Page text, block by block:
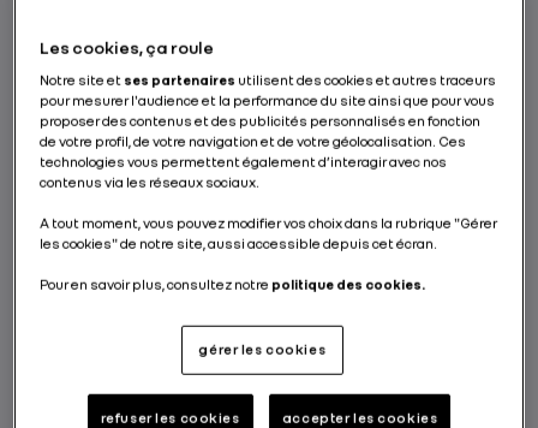
c’est au tour de Mégane de passer à
l’hybride. Révélée physiquement au salon
de Genève, Nouvelle Mégane E-TECH Plug-in
vient renforcer la stratégie d’électrification
du Groupe Renault sur le segment des
compactes avec sa motorisation hybride
rechargeable. Au menu : véritable
expérience électrique et plaisir de conduite
sans compromis.
PAR RENAULT GROUP
Les cookies, ça roule
Notre site et ses partenaires utilisent des cookies et autres traceurs
pour mesurer l'audience et la performance du site ainsi que pour vous
proposer des contenus et des publicités personnalisés en fonction
de votre profil, de votre navigation et de votre géolocalisation. Ces
technologies vous permettent également d’interagir avec nos
contenus via les réseaux sociaux.
A tout moment, vous pouvez modifier vos choix dans la rubrique "Gérer
les cookies" de notre site, aussi accessible depuis cet écran.
Pour en savoir plus, consultez notre politique des cookies.
gérer les cookies
refuser les cookies accepter les cookies